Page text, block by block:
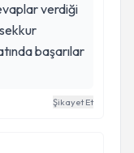
İŞLEM İLE
EVİME
AĞRISIZ VE
verdiği
başarılar
Şikayet Et